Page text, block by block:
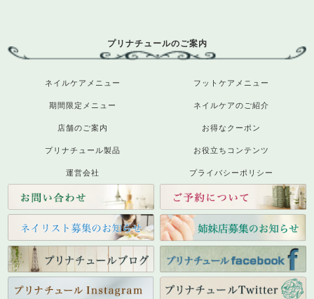
プリナチュールのご案内
ネイルケアメニュー フットケアメニュー
期間限定メニュー ネイルケアのご紹介
店舗のご案内 お得なクーポン
プリナチュール製品 お役立ちコンテンツ
運営会社 プライバシーポリシー